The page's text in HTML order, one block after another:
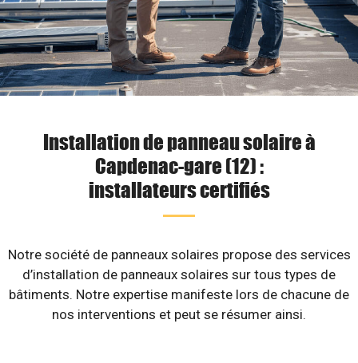
Installation de panneau solaire à
Capdenac-gare (12) :
installateurs certifiés
Notre société de panneaux solaires propose des services
d’installation de panneaux solaires sur tous types de
bâtiments. Notre expertise manifeste lors de chacune de
nos interventions et peut se résumer ainsi.